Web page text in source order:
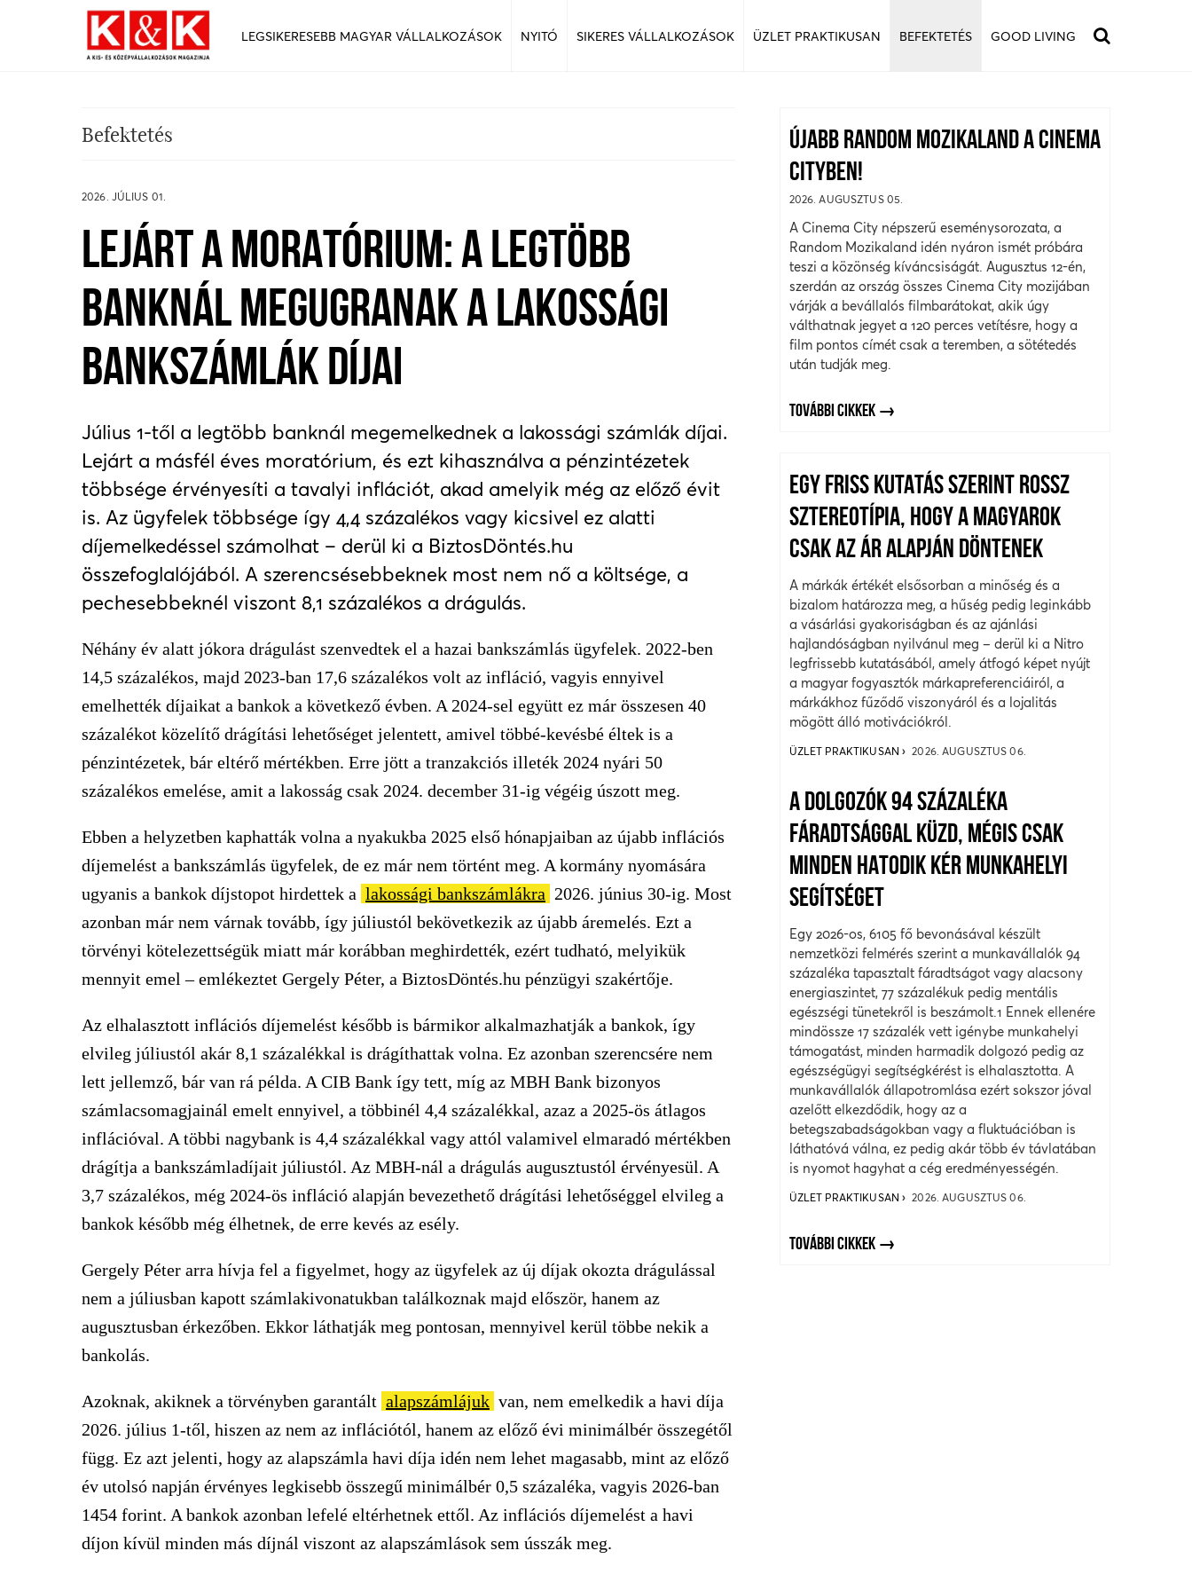
LEGSIKERESEBB MAGYAR VÁLLALKOZÁSOK NYITÓ SIKERES VÁLLALKOZÁSOK ÜZLET PRAKTIKUSAN BEFEKTETÉS GOOD LIVING
Befektetés
2026. JÚLIUS 01.
LEJÁRT A MORATÓRIUM: A LEGTÖBB
BANKNÁL MEGUGRANAK A LAKOSSÁGI
BANKSZÁMLÁK DÍJAI
Július 1-től a legtöbb banknál megemelkednek a lakossági számlák díjai.
Lejárt a másfél éves moratórium, és ezt kihasználva a pénzintézetek
többsége érvényesíti a tavalyi inflációt, akad amelyik még az előző évit
is. Az ügyfelek többsége így 4,4 százalékos vagy kicsivel ez alatti
díjemelkedéssel számolhat – derül ki a BiztosDöntés.hu
összefoglalójából. A szerencsésebbeknek most nem nő a költsége, a
pechesebbeknél viszont 8,1 százalékos a drágulás.
Néhány év alatt jókora drágulást szenvedtek el a hazai bankszámlás ügyfelek. 2022-ben
14,5 százalékos, majd 2023-ban 17,6 százalékos volt az infláció, vagyis ennyivel
emelhették díjaikat a bankok a következő évben. A 2024-sel együtt ez már összesen 40
százalékot közelítő drágítási lehetőséget jelentett, amivel többé-kevésbé éltek is a
pénzintézetek, bár eltérő mértékben. Erre jött a tranzakciós illeték 2024 nyári 50
százalékos emelése, amit a lakosság csak 2024. december 31-ig végéig úszott meg.
Ebben a helyzetben kaphatták volna a nyakukba 2025 első hónapjaiban az újabb inflációs
díjemelést a bankszámlás ügyfelek, de ez már nem történt meg. A kormány nyomására
ugyanis a bankok díjstopot hirdettek a lakossági bankszámlákra 2026. június 30-ig. Most
azonban már nem várnak tovább, így júliustól bekövetkezik az újabb áremelés. Ezt a
törvényi kötelezettségük miatt már korábban meghirdették, ezért tudható, melyikük
mennyit emel – emlékeztet Gergely Péter, a BiztosDöntés.hu pénzügyi szakértője.
Az elhalasztott inflációs díjemelést később is bármikor alkalmazhatják a bankok, így
elvileg júliustól akár 8,1 százalékkal is drágíthattak volna. Ez azonban szerencsére nem
lett jellemző, bár van rá példa. A CIB Bank így tett, míg az MBH Bank bizonyos
számlacsomagjainál emelt ennyivel, a többinél 4,4 százalékkal, azaz a 2025-ös átlagos
inflációval. A többi nagybank is 4,4 százalékkal vagy attól valamivel elmaradó mértékben
drágítja a bankszámladíjait júliustól. Az MBH-nál a drágulás augusztustól érvényesül. A
3,7 százalékos, még 2024-ös infláció alapján bevezethető drágítási lehetőséggel elvileg a
bankok később még élhetnek, de erre kevés az esély.
Gergely Péter arra hívja fel a figyelmet, hogy az ügyfelek az új díjak okozta drágulással
nem a júliusban kapott számlakivonatukban találkoznak majd először, hanem az
augusztusban érkezőben. Ekkor láthatják meg pontosan, mennyivel kerül többe nekik a
bankolás.
Azoknak, akiknek a törvényben garantált alapszámlájuk van, nem emelkedik a havi díja
2026. július 1-től, hiszen az nem az inflációtól, hanem az előző évi minimálbér összegétől
függ. Ez azt jelenti, hogy az alapszámla havi díja idén nem lehet magasabb, mint az előző
év utolsó napján érvényes legkisebb összegű minimálbér 0,5 százaléka, vagyis 2026-ban
1454 forint. A bankok azonban lefelé eltérhetnek ettől. Az inflációs díjemelést a havi
díjon kívül minden más díjnál viszont az alapszámlások sem ússzák meg.
ÚJABB RANDOM MOZIKALAND A CINEMA
CITYBEN!
2026. AUGUSZTUS 05.
A Cinema City népszerű eseménysorozata, a
Random Mozikaland idén nyáron ismét próbára
teszi a közönség kíváncsiságát. Augusztus 12-én,
szerdán az ország összes Cinema City mozijában
várják a bevállalós filmbarátokat, akik úgy
válthatnak jegyet a 120 perces vetítésre, hogy a
film pontos címét csak a teremben, a sötétedés
után tudják meg.
TOVÁBBI CIKKEK
EGY FRISS KUTATÁS SZERINT ROSSZ
SZTEREOTÍPIA, HOGY A MAGYAROK
CSAK AZ ÁR ALAPJÁN DÖNTENEK
A márkák értékét elsősorban a minőség és a
bizalom határozza meg, a hűség pedig leginkább
a vásárlási gyakoriságban és az ajánlási
hajlandóságban nyilvánul meg – derül ki a Nitro
legfrissebb kutatásából, amely átfogó képet nyújt
a magyar fogyasztók márkapreferenciáiról, a
márkákhoz fűződő viszonyáról és a lojalitás
mögött álló motivációkról.
ÜZLET PRAKTIKUSAN 2026. AUGUSZTUS 06.
A DOLGOZÓK 94 SZÁZALÉKA
FÁRADTSÁGGAL KÜZD, MÉGIS CSAK
MINDEN HATODIK KÉR MUNKAHELYI
SEGÍTSÉGET
Egy 2026-os, 6105 fő bevonásával készült
nemzetközi felmérés szerint a munkavállalók 94
százaléka tapasztalt fáradtságot vagy alacsony
energiaszintet, 77 százalékuk pedig mentális
egészségi tünetekről is beszámolt.1 Ennek ellenére
mindössze 17 százalék vett igénybe munkahelyi
támogatást, minden harmadik dolgozó pedig az
egészségügyi segítségkérést is elhalasztotta. A
munkavállalók állapotromlása ezért sokszor jóval
azelőtt elkezdődik, hogy az a
betegszabadságokban vagy a fluktuációban is
láthatóvá válna, ez pedig akár több év távlatában
is nyomot hagyhat a cég eredményességén.
ÜZLET PRAKTIKUSAN 2026. AUGUSZTUS 06.
TOVÁBBI CIKKEK